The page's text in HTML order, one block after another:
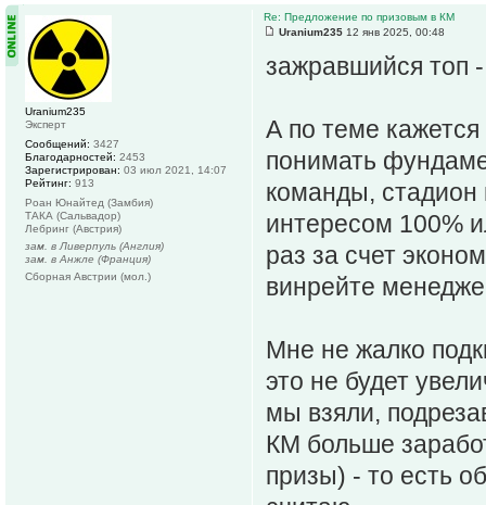
Re: Предложение по призовым в КМ
Uranium235 12 янв 2025, 00:48
зажравшийся топ
А по теме
понимать
команды, стадион
интересом 100%
раз за счет
винрейте
Мне не жалко
это не будет
мы взяли,
КМ больше
призы) - то есть
Uranium235
Эксперт
Сообщений: 3427
Благодарностей: 2453
Зарегистрирован: 03 июл 2021, 14:07
Рейтинг: 913
Роан Юнайтед (Замбия)
ТАКА (Сальвадор)
Лебринг (Австрия)
зам. в Ливерпуль (Англия)
зам. в Анжле (Франция)
Сборная Австрии (мол.)